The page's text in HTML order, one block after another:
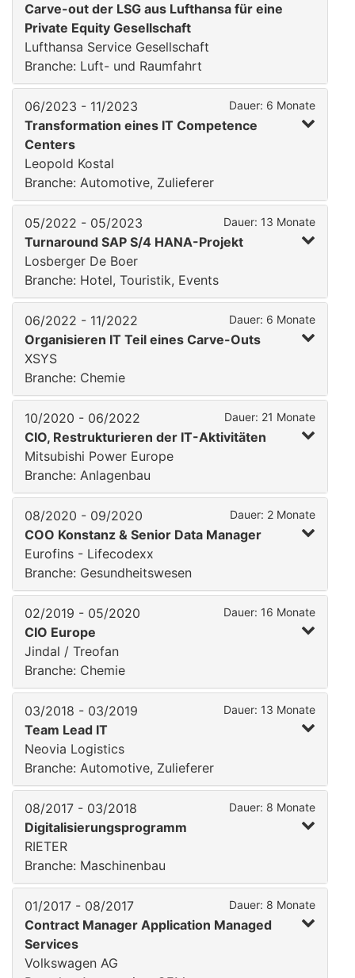
Carve-out der LSG aus Lufthansa für eine
Private Equity Gesellschaft
Lufthansa Service Gesellschaft
Branche: Luft- und Raumfahrt
06/2023 - 11/2023 Dauer: 6 Monate
Transformation eines IT Competence
Centers
Leopold Kostal
Branche: Automotive, Zulieferer
05/2022 - 05/2023 Dauer: 13 Monate
Turnaround SAP S/4 HANA-Projekt
Losberger De Boer
Branche: Hotel, Touristik, Events
06/2022 - 11/2022 Dauer: 6 Monate
Organisieren IT Teil eines Carve-Outs
XSYS
Branche: Chemie
10/2020 - 06/2022 Dauer: 21 Monate
CIO, Restrukturieren der IT-Aktivitäten
Mitsubishi Power Europe
Branche: Anlagenbau
08/2020 - 09/2020 Dauer: 2 Monate
COO Konstanz & Senior Data Manager
Eurofins - Lifecodexx
Branche: Gesundheitswesen
02/2019 - 05/2020 Dauer: 16 Monate
CIO Europe
Jindal / Treofan
Branche: Chemie
03/2018 - 03/2019 Dauer: 13 Monate
Team Lead IT
Neovia Logistics
Branche: Automotive, Zulieferer
08/2017 - 03/2018 Dauer: 8 Monate
Digitalisierungsprogramm
RIETER
Branche: Maschinenbau
01/2017 - 08/2017 Dauer: 8 Monate
Contract Manager Application Managed
Services
Volkswagen AG